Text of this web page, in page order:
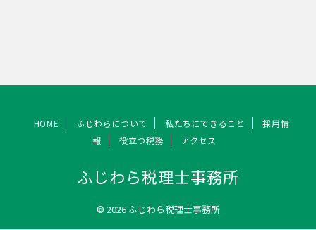
HOME ふじわらについて 私たちにできること
採用情
報
役立つ税務 アクセス
ふじわら税理士事務所
© 2026 ふじわら税理士事務所